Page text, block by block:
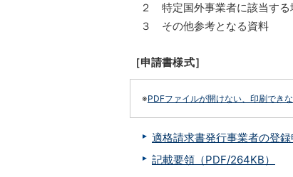
２ 特定国外事業者に該当する
３ その他参考となる資料
［申請書様式］
※PDFファイルが開けない、印刷でき
適格請求書発行事業者の登
記載要領（PDF/264KB）